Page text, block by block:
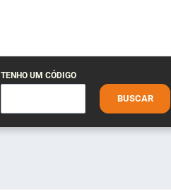
TENHO UM CÓDIGO
BUSCAR